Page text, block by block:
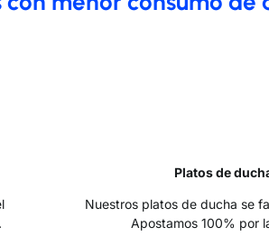
Platos de
Nuestros platos de ducha se
Apostamos 100% por